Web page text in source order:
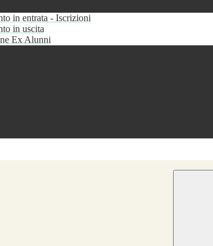
in entrata - Iscrizioni
in uscita
Ex Alunni